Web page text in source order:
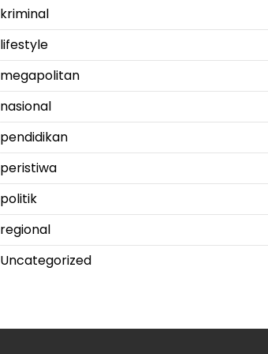
kriminal
lifestyle
megapolitan
nasional
pendidikan
peristiwa
politik
regional
Uncategorized